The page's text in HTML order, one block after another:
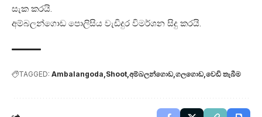
සැක කරයි.
අම්බලන්ගොඩ පොලිසිය වැඩිදුර විමර්ශන සිදු කරයි.
TAGGED: Ambalangoda Shoot අම්බලන්ගොඩ ගලගොඩ වෙඩි තැබීම